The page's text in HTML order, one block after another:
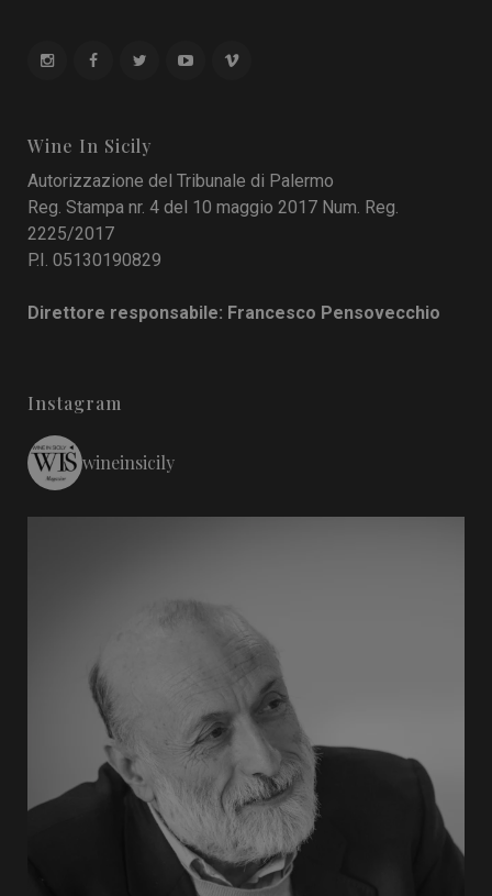
Wine In Sicily
Autorizzazione del Tribunale di Palermo
Reg. Stampa nr. 4 del 10 maggio 2017 Num. Reg.
2225/2017
P.I. 05130190829
Direttore responsabile: Francesco Pensovecchio
Instagram
wineinsicily